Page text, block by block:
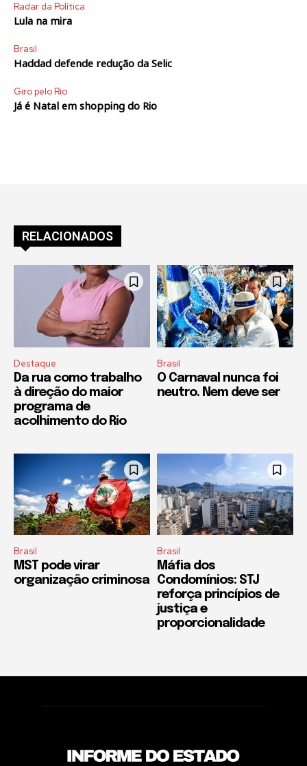
Radar da Política
Lula na mira
Brasil
Haddad defende redução da Selic
Giro pelo Rio
Já é Natal em shopping do Rio
RELACIONADOS
Destaque
Da rua como trabalho
à direção do maior
programa de
acolhimento do Rio
Brasil
O Carnaval nunca foi
neutro. Nem deve ser
Brasil
MST pode virar
organização criminosa
Brasil
Máfia dos
Condomínios: STJ
reforça princípios de
justiça e
proporcionalidade